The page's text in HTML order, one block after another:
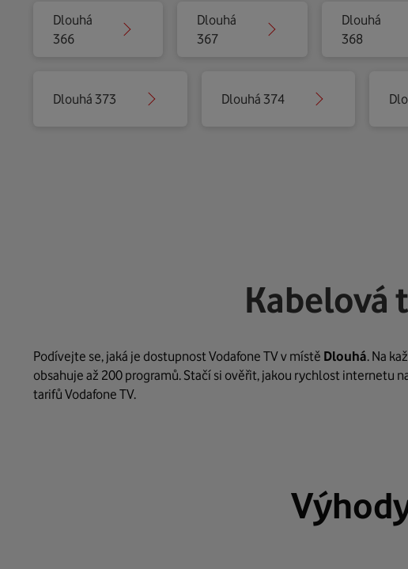
Dlouhá
366
Dlouhá
367
Dlouhá
368
Dlouhá 373 Dlouhá 374
Kabelová
Podívejte se, jaká je dostupnost Vodafone TV v místě Dlouhá. Na
obsahuje až 200 programů. Stačí si ověřit, jakou rychlost internetu
tarifů Vodafone TV.